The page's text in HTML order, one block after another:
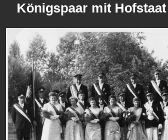
Königspaar mit